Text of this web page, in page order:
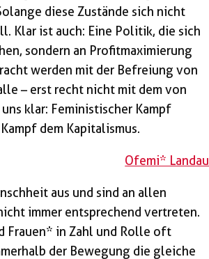
diese Zustände sich nicht
Klar ist auch: Eine Politik, die sich
sondern an Profitmaximierung
werden mit der Befreiung von
– erst recht nicht mit dem von
klar: Feministischer Kampf
dem Kapitalismus.
Ofemi* Landau
aus und sind an allen
immer entsprechend vertreten.
Frauen* in Zahl und Rolle oft
der Bewegung die gleiche